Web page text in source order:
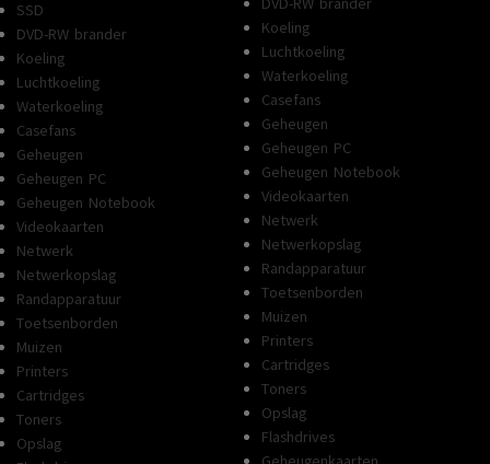
SSD
DVD-RW brander
Koeling
Luchtkoeling
Waterkoeling
Casefans
Geheugen
Geheugen PC
Geheugen Notebook
Videokaarten
Netwerk
Netwerkopslag
Randapparatuur
Toetsenborden
Muizen
Printers
Cartridges
Toners
Opslag
Koeling
Luchtkoeling
Waterkoeling
Casefans
Geheugen
Geheugen PC
Geheugen Notebook
Videokaarten
Netwerk
Netwerkopslag
Randapparatuur
Toetsenborden
Muizen
Printers
Cartridges
Toners
Opslag
Flashdrives